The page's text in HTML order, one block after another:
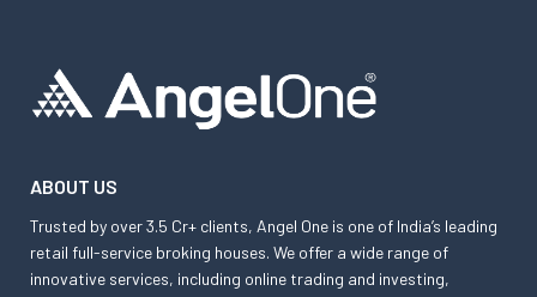
ABOUT US
Trusted by over 3.5 Cr+ clients, Angel One is one of India’s leading
retail full-service broking houses. We offer a wide range of
innovative services, including online trading and investing,